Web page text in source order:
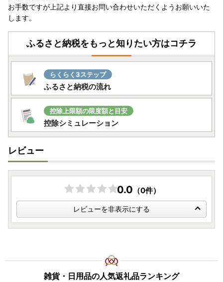
お手数ですが上記より直接お問い合わせいただくようお願いいた
します。
ふるさと納税をもっと知りたい方はコチラ
らくらく3ステップ
ふるさと納税の流れ
控除上限額の限度額と目安
控除シミュレーション
レビュー
0.0 （0件）
レビューを非表示にする
雑貨・日用品の人気返礼品ランキング